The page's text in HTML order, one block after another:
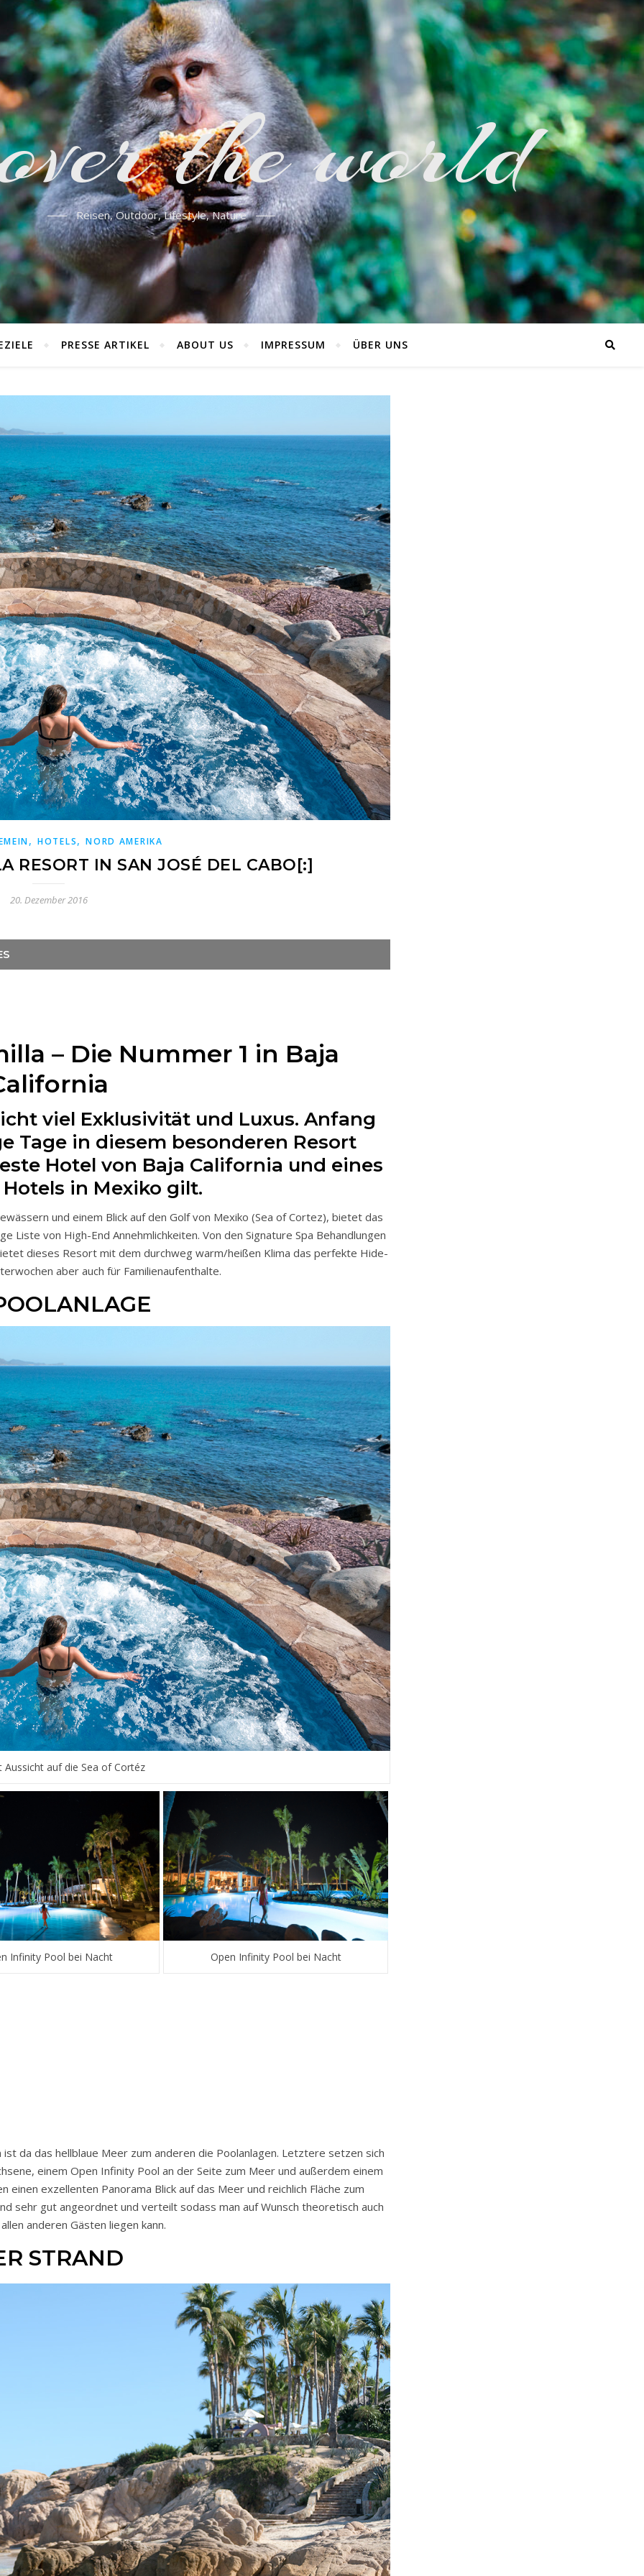
the world
Reisen, Outdoor, Lifestyle, Nature
PRESSE ARTIKEL ABOUT US IMPRESSUM ÜBER UNS
,HOTELS,NORD AMERIKA
RESORT IN SAN JOSÉ DEL CABO[:]
20. Dezember 2016
– Die Nummer 1 in Baja
viel Exklusivität und Luxus. Anfang
Tage in diesem besonderen Resort
Hotel von Baja California und eines
in Mexiko gilt.
und einem Blick auf den Golf von Mexiko (Sea of Cortez), bietet das
Liste von High-End Annehmlichkeiten. Von den Signature Spa Behandlungen
dieses Resort mit dem durchweg warm/heißen Klima das perfekte Hide-
aber auch für Familienaufenthalte.
Aussicht auf die Sea of Cortéz
Infinity Pool bei Nacht Open Infinity Pool bei Nacht
da das hellblaue Meer zum anderen die Poolanlagen. Letztere setzen sich
einem Open Infinity Pool an der Seite zum Meer und außerdem einem
einen exzellenten Panorama Blick auf das Meer und reichlich Fläche zum
sehr gut angeordnet und verteilt sodass man auf Wunsch theoretisch auch
anderen Gästen liegen kann.
STRAND